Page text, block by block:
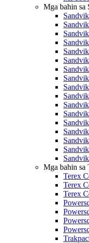
Mga bahin sa
Mga bahin sa
Terex
Terex
Terex